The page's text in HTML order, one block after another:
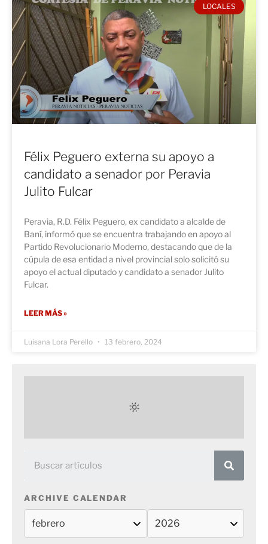
LOCALES
Félix Peguero externa su apoyo a
candidato a senador por Peravia
Julito Fulcar
Peravia, R.D. Félix Peguero, ex candidato a alcalde de
Baní, informó que se encuentra trabajando en apoyo al
Partido Revolucionario Moderno, destacando que de la
cúpula de esa entidad a nivel provincial solo solicitó su
apoyo el actual diputado y candidato a senador Julito
Fulcar.
LEER MÁS »
Luisana Lora Perello 13 febrero, 2024
ARCHIVE CALENDAR